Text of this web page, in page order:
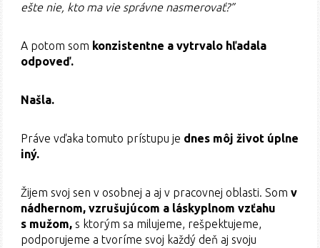
ešte nie, kto ma vie správne nasmerovať?”
A potom som konzistentne a vytrvalo hľadala
odpoveď.
Našla.
Práve vďaka tomuto prístupu je dnes môj život úplne
iný.
Žijem svoj sen v osobnej a aj v pracovnej oblasti. Somv
nádhernom, vzrušujúcom a láskyplnom vzťahu
s mužom, s ktorým sa milujeme, rešpektujeme,
podporujeme a tvoríme svoj každý deň aj svoju